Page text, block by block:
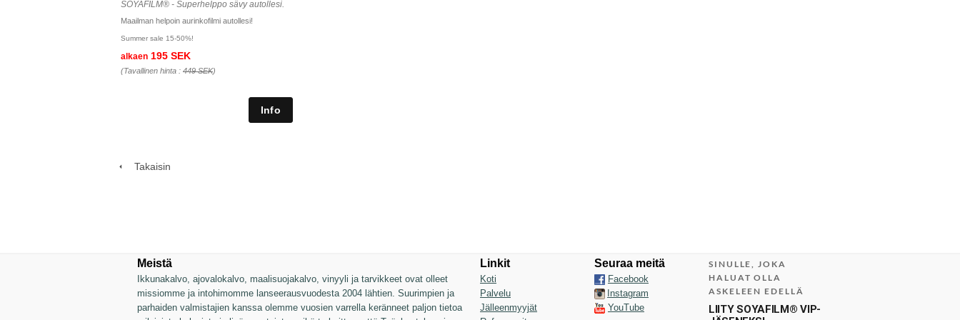
SOYAFILM® - Superhelppo sävy autollesi.
Maailman helpoin aurinkofilmi autollesi!
Summer sale 15-50%!
alkaen 195 SEK
(Tavallinen hinta : 449 SEK)
Takaisin
Meistä
Ikkunakalvo, ajovalokalvo, maalisuojakalvo, vinyyli ja tarvikkeet ovat olleet
missiomme ja intohimomme lanseerausvuodesta 2004 lähtien. Suurimpien ja
parhaiden valmistajien kanssa olemme vuosien varrella keränneet paljon tietoa
Linkit
Koti
Palvelu
Jälleenmyyjät
Seuraa meitä
Facebook
Instagram
YouTube
SINULLE, JOKA
HALUAT OLLA
ASKELEEN EDELLÄ
LIITY SOYAFILM® VIP-